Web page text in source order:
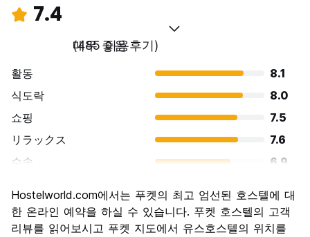
7.4
매우 좋음
(485 이용후기)
활동
8.1
식도락
8.0
쇼핑
7.5
リラックス
7.6
수송
6.9
문화
6.3
나이트 라이프
8.2
Hostelworld.com에서는 푸켓의 최고 엄선된 호스텔에 대
한 온라인 예약을 하실 수 있습니다. 푸켓 호스텔의 고객
리뷰를 읽어보시고 푸켓 지도에서 유스호스텔의 위치를